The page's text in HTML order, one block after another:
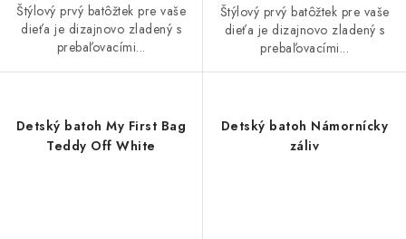
Štýlový prvý batôžtek pre vaše
dieťa je dizajnovo zladený s
prebaľovacími...
Štýlový prvý batôžtek pre vaše
dieťa je dizajnovo zladený s
prebaľovacími...
Detský batoh My First Bag
Teddy Off White
Detský batoh Námornícky
záliv